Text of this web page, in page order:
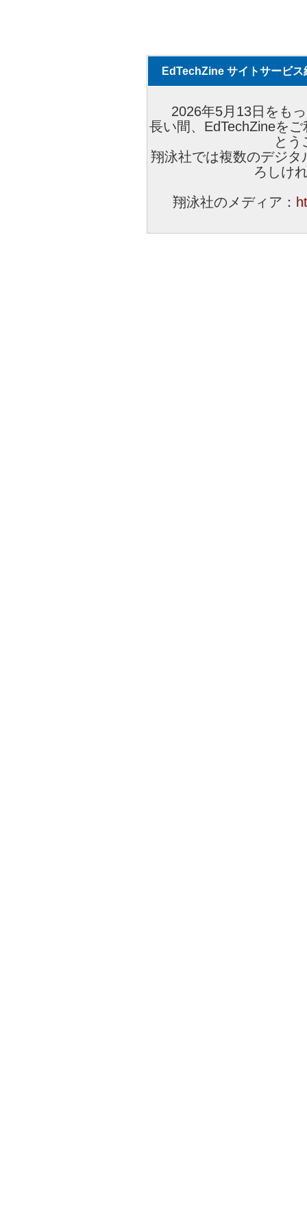
EdTechZine サイトサービス
2026年5月13日をも
長い間、EdTechZineを
とう
翔泳社では複数のデジ
ろしけ
翔泳社のメディア：